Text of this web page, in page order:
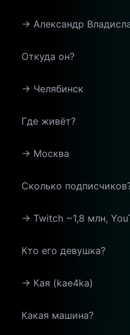
→ Александр
Откуда он?
→ Челябинск
Где живёт?
→ Москва
Сколько
→ Twitch ~1,8 млн,
Кто его девушка?
→ Кая (kae4ka)
Какая машина?